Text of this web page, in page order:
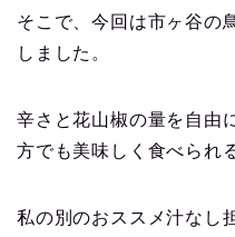
そこで、今回は市ヶ谷の
しました。
辛さと花山椒の量を自由
方でも美味しく食べられ
私の別のおススメ汁なし